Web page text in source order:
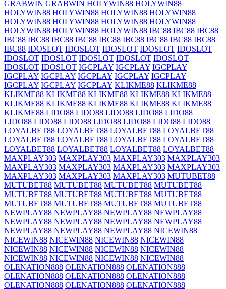
GRABWIN GRABWIN HOLYWIN88 HOLYWIN88
HOLYWIN88 HOLYWIN88 HOLYWIN88 HOLYWIN88
HOLYWIN88 HOLYWIN88 HOLYWIN88 HOLYWIN88
HOLYWIN88 HOLYWIN88 HOLYWIN88 IBC88 IBC88 IBC88
IBC88 IBC88 IBC88 IBC88 IBC88 IBC88 IBC88 IBC88 IBC88
IBC88 IDOSLOT IDOSLOT IDOSLOT IDOSLOT IDOSLOT
IDOSLOT IDOSLOT IDOSLOT IDOSLOT IDOSLOT
IDOSLOT IDOSLOT IGCPLAY IGCPLAY IGCPLAY
IGCPLAY IGCPLAY IGCPLAY IGCPLAY IGCPLAY
IGCPLAY IGCPLAY IGCPLAY KLIKME88 KLIKME88
KLIKME88 KLIKME88 KLIKME88 KLIKME88 KLIKME88
KLIKME88 KLIKME88 KLIKME88 KLIKME88 KLIKME88
KLIKME88 LIDO88 LIDO88 LIDO88 LIDO88 LIDO88
LIDO88 LIDO88 LIDO88 LIDO88 LIDO88 LIDO88 LIDO88
LOYALBET88 LOYALBET88 LOYALBET88 LOYALBET88
LOYALBET88 LOYALBET88 LOYALBET88 LOYALBET88
LOYALBET88 LOYALBET88 LOYALBET88 LOYALBET88
MAXPLAY303 MAXPLAY303 MAXPLAY303 MAXPLAY303
MAXPLAY303 MAXPLAY303 MAXPLAY303 MAXPLAY303
MAXPLAY303 MAXPLAY303 MAXPLAY303 MUTUBET88
MUTUBET88 MUTUBET88 MUTUBET88 MUTUBET88
MUTUBET88 MUTUBET88 MUTUBET88 MUTUBET88
MUTUBET88 MUTUBET88 MUTUBET88 MUTUBET88
NEWPLAY88 NEWPLAY88 NEWPLAY88 NEWPLAY88
NEWPLAY88 NEWPLAY88 NEWPLAY88 NEWPLAY88
NEWPLAY88 NEWPLAY88 NEWPLAY88 NICEWIN88
NICEWIN88 NICEWIN88 NICEWIN88 NICEWIN88
NICEWIN88 NICEWIN88 NICEWIN88 NICEWIN88
NICEWIN88 NICEWIN88 NICEWIN88 NICEWIN88
OLENATION888 OLENATION888 OLENATION888
OLENATION888 OLENATION888 OLENATION888
OLENATION888 OLENATION888 OLENATION888